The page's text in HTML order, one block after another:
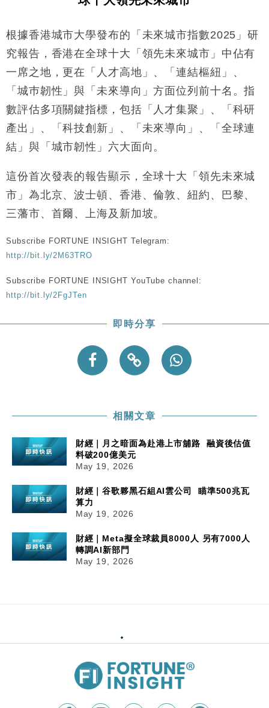
司
18:31
財經｜華僑銀行上半年淨利創新高 中期息增15%至
及消費表現
16:47
本地｜假冒內地執法人員要求交「保證金」 43歲女子
損失近6900萬元
16:05
財經｜日經失守6.5萬點後回穩 全周仍升近2%
15:47
財經｜恒隆10月換帥 玩具「反」斗城亞洲CEO蔡德
粦接任
15:11
財經｜韓股反覆波動收跌 連挫7周創逾3年最長跌勢
差達1125億美元
12:44
財經｜日本春季三度入市撐日圓 4月單日斥6.28萬億
11:12
國際｜特朗普料美伊戰事快結束 承認部分彈藥庫存緊
15:59
財經｜SA售股自救後再出手 斥4億美元押注未上市公
根據香港城市大學發布的「未來城市指數2025」研
究報告，香港在全球十大「領先未來城市」中佔有
一席之地，更在「人才高地」、「連結樞紐」、
「城巿韌性」與「未來導向」方面位列前十名。指
數評估多項關鍵指標，包括「人才集聚」、「科研
產出」、「科技創新」、「未來導向」、「全球連
結」與「城市韌性」六大面向。
這份首次發表的報告顯示，全球十大「領先未來城
市」為北京、波士頓、香港、倫敦、紐約、巴黎、
三藩市、首爾、上海及新加坡。
Subscribe FORTUNE INSIGHT Telegram:
http://bit.ly/2M63TRO
Subscribe FORTUNE INSIGHT YouTube channel:
http://bit.ly/2FgJTen
即時分享
相關文章
財經｜月之暗面為赴港上市舖路 融資後估值
料破200億美元
May 19, 2026
財經｜谷歌夥黑石組AI雲公司 瞄準500兆瓦
算力
May 19, 2026
財經｜Meta擬全球裁員8000人 另有7000人
轉調AI新部門
May 19, 2026